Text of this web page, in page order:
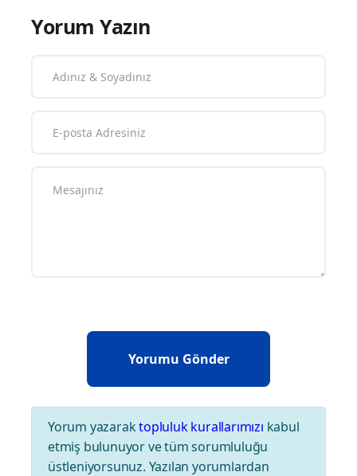
Yorum Yazın
Yorum yazaraktopluluk kurallarımızı kabul
etmiş bulunuyor ve tüm sorumluluğu
üstleniyorsunuz. Yazılan yorumlardan